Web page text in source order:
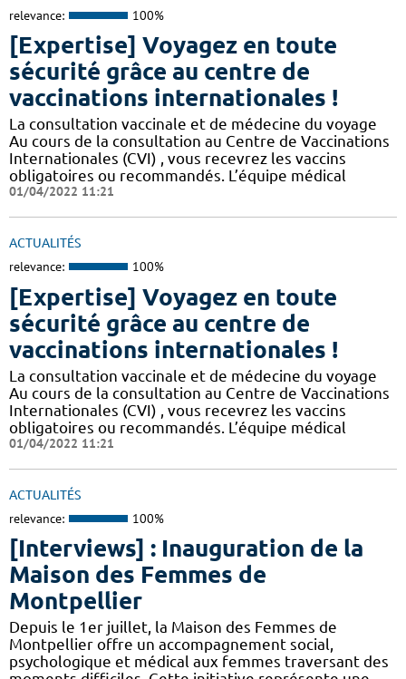
relevance: 100%
[Expertise] Voyagez en toute
sécurité grâce au centre de
vaccinations internationales !
La consultation vaccinale et de médecine du voyage
Au cours de la consultation au Centre de Vaccinations
Internationales (CVI) , vous recevrez les vaccins
obligatoires ou recommandés. L’équipe médical
01/04/2022 11:21
ACTUALITÉS
relevance: 100%
[Expertise] Voyagez en toute
sécurité grâce au centre de
vaccinations internationales !
La consultation vaccinale et de médecine du voyage
Au cours de la consultation au Centre de Vaccinations
Internationales (CVI) , vous recevrez les vaccins
obligatoires ou recommandés. L’équipe médical
01/04/2022 11:21
ACTUALITÉS
relevance: 100%
[Interviews] : Inauguration de la
Maison des Femmes de
Montpellier
Depuis le 1er juillet, la Maison des Femmes de
Montpellier offre un accompagnement social,
psychologique et médical aux femmes traversant des